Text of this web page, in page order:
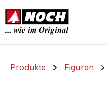
springen
Produkte Figuren